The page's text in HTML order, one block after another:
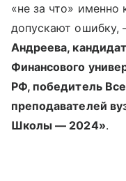
«не за что» именно
допускают ошибку,
Андреева,
Финансового
РФ, победитель
преподавателей
Школы — 2024».